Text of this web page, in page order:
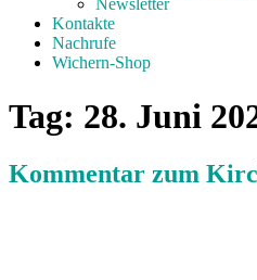
Newsletter
Kontakte
Nachrufe
Wichern-Shop
Tag: 28. Juni
Kommentar zum